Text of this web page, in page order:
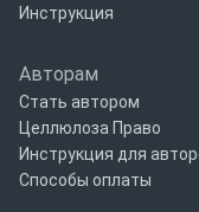
Инструкция
Авторам
Стать автором
Целлюлоза Право
Инструкция для
Способы оплаты